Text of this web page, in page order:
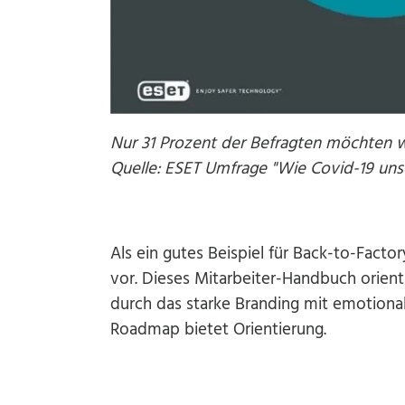
Nur 31 Prozent der Befragten
Quelle: ESET Umfrage "Wie Covid-19
Als ein gutes Beispiel für Back-to-
vor. Dieses Mitarbeiter-Handbuch
durch das starke Branding mit
Roadmap bietet Orientierung.